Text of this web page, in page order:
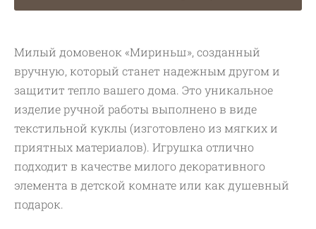
Милый домовенок «Мириньш», созданный
вручную, который станет надежным другом и
защитит тепло вашего дома. Это уникальное
изделие ручной работы выполнено в виде
текстильной куклы (изготовлено из мягких и
приятных материалов). Игрушка отлично
подходит в качестве милого декоративного
элемента в детской комнате или как душевный
подарок.